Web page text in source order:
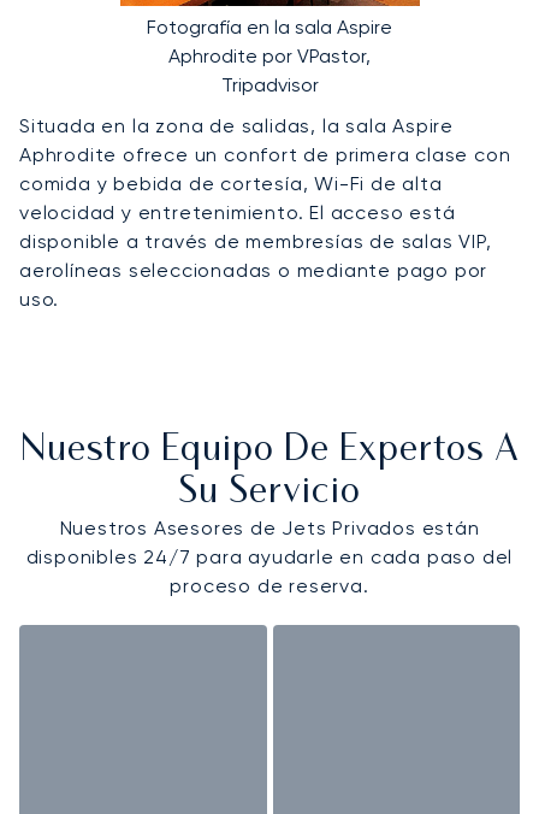
Fotografía en la sala Aspire
Aphrodite por VPastor,
Tripadvisor
Situada en la zona de salidas, la sala Aspire
Aphrodite ofrece un confort de primera clase con
comida y bebida de cortesía, Wi-Fi de alta
velocidad y entretenimiento. El acceso está
disponible a través de membresías de salas VIP,
aerolíneas seleccionadas o mediante pago por
uso.
Nuestro Equipo De Expertos A
Su Servicio
Nuestros Asesores de Jets Privados están
disponibles 24/7 para ayudarle en cada paso del
proceso de reserva.